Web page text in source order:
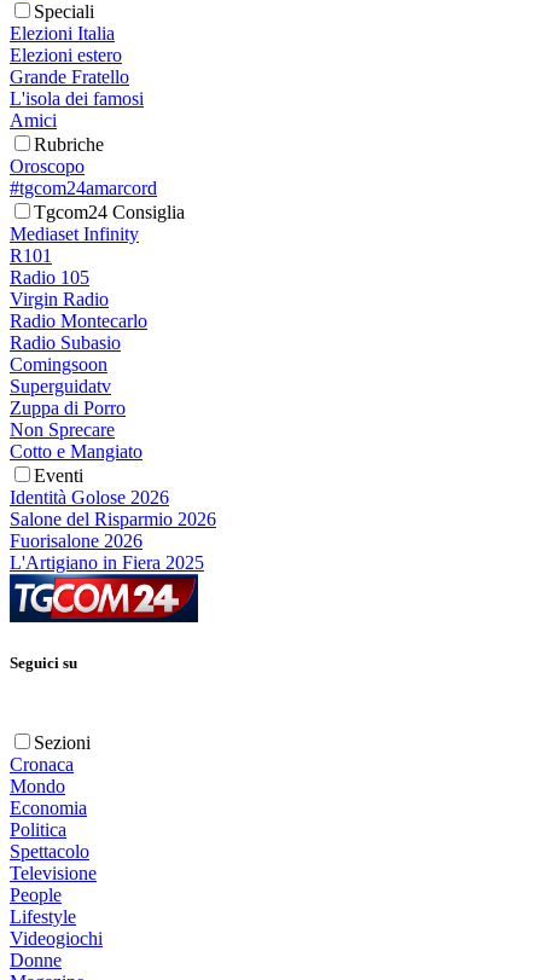
Speciali
Elezioni Italia
Elezioni estero
Grande Fratello
L'isola dei famosi
Amici
Rubriche
Oroscopo
#tgcom24amarcord
Tgcom24 Consiglia
Mediaset Infinity
R101
Radio 105
Virgin Radio
Radio Montecarlo
Radio Subasio
Comingsoon
Superguidatv
Zuppa di Porro
Non Sprecare
Cotto e Mangiato
Eventi
Identità Golose 2026
Salone del Risparmio 2026
Fuorisalone 2026
L'Artigiano in Fiera 2025
Seguici su
Sezioni
Cronaca
Mondo
Economia
Politica
Spettacolo
Televisione
People
Lifestyle
Videogiochi
Donne